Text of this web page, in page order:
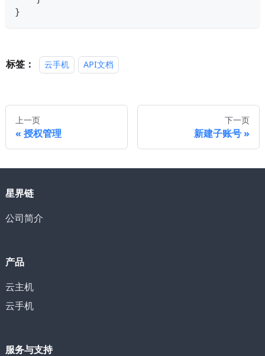
}
标签： 云手机 API文档
上一页
授权管理
下一页
新建子账号
星界链
公司简介
产品
云主机
云手机
服务与支持